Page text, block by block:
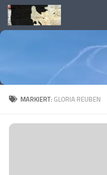
Skip to content
MARKIERT:GLORIA REUBEN